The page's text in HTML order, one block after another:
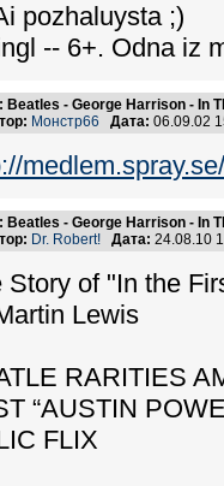
pozhaluysta ;)
-- 6+. Odna iz
Beatles - George Harrison - In
Монстр66 Дата: 06.09.02
Beatles - George Harrison - In
Dr. Robert! Дата: 24.08.10
Story of "In the
Lewis
RARITIES
“AUSTIN
FLIX